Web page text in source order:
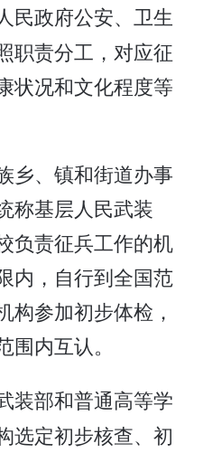
民政府公安、卫生
职责分工，对应征
状况和文化程度等
乡、镇和街道办事
称基层人民武装
负责征兵工作的机
内，自行到全国范
构参加初步体检，
内互认。
装部和普通高等学
选定初步核查、初